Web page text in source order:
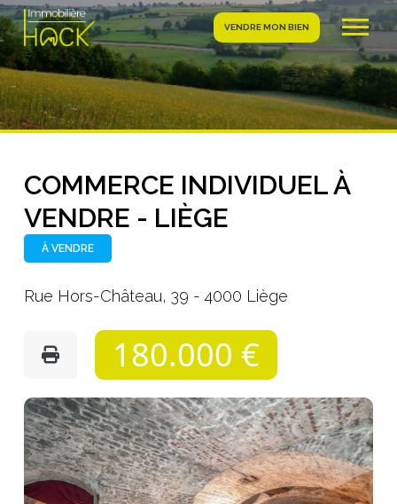
VENDRE MON BIEN
COMMERCE INDIVIDUEL À
VENDRE - LIÈGE
À VENDRE
Rue Hors-Château, 39 - 4000 Liège
180.000 €
Photo
de
l'album